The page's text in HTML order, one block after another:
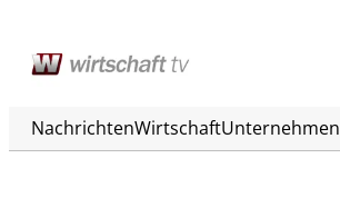
NachrichtenWirtschaftUnternehmen